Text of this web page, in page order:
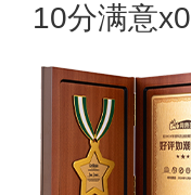
10分满意x0